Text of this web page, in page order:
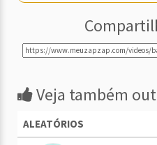
Veja também
ALEATÓRIOS